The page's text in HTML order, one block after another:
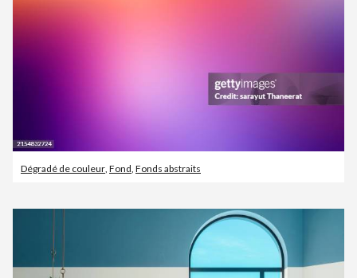
Dégradé de couleur, Fond, Fonds abstraits